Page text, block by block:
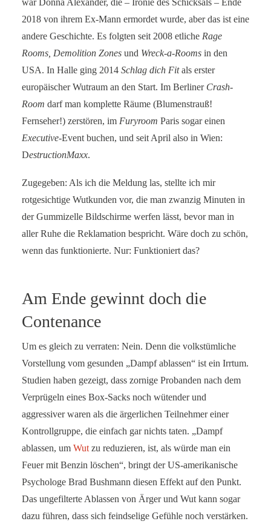
war Donna Alexander, die – Ironie des Schicksals – Ende
2018 von ihrem Ex-Mann ermordet wurde, aber das ist eine
andere Geschichte. Es folgten seit 2008 etliche Rage
Rooms, Demolition Zones und Wreck-a-Rooms in den
USA. In Halle ging 2014 Schlag dich Fitals erster
europäischer Wutraum an den Start. Im Berliner Crash-
Room darf man komplette Räume (Blumenstrauß!
Fernseher!) zerstören, im Furyroom Paris sogar einen
Executive-Event buchen, und seit April also in Wien:
DestructionMaxx.
Zugegeben: Als ich die Meldung las, stellte ich mir
rotgesichtige Wutkunden vor, die man zwanzig Minuten in
der Gummizelle Bildschirme werfen lässt, bevor man in
aller Ruhe die Reklamation bespricht. Wäre doch zu schön,
wenn das funktionierte. Nur: Funktioniert das?
Am Ende gewinnt doch die
Contenance
Um es gleich zu verraten: Nein. Denn die volkstümliche
Vorstellung vom gesunden „Dampf ablassen“ ist ein Irrtum.
Studien haben gezeigt, dass zornige Probanden nach dem
Verprügeln eines Box-Sacks noch wütender und
aggressiver waren als die ärgerlichen Teilnehmer einer
Kontrollgruppe, die einfach gar nichts taten. „Dampf
ablassen, um Wut zu reduzieren, ist, als würde man ein
Feuer mit Benzin löschen“, bringt der US-amerikanische
Psychologe Brad Bushmann diesen Effekt auf den Punkt.
Das ungefilterte Ablassen von Ärger und Wut kann sogar
dazu führen, dass sich feindselige Gefühle noch verstärken.